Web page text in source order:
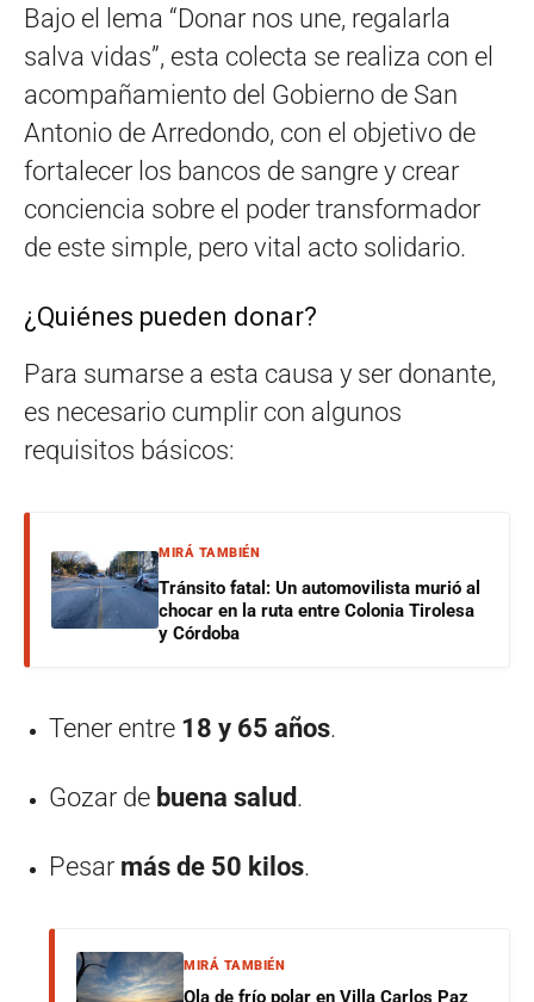
Bajo el lema “Donar nos une, regalarla
salva vidas”, esta colecta se realiza con el
acompañamiento del Gobierno de San
Antonio de Arredondo, con el objetivo de
fortalecer los bancos de sangre y crear
conciencia sobre el poder transformador
de este simple, pero vital acto solidario.
¿Quiénes pueden donar?
Para sumarse a esta causa y ser donante,
es necesario cumplir con algunos
requisitos básicos:
MIRÁ TAMBIÉN
Tránsito fatal: Un automovilista murió al
chocar en la ruta entre Colonia Tirolesa
y Córdoba
Tener entre 18 y 65 años.
Gozar de buena salud .
Pesar más de 50 kilos.
MIRÁ TAMBIÉN
Ola de frío polar en Villa Carlos Paz